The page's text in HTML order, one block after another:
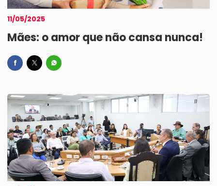
11/05/2025
Mães: o amor que não cansa nunca!